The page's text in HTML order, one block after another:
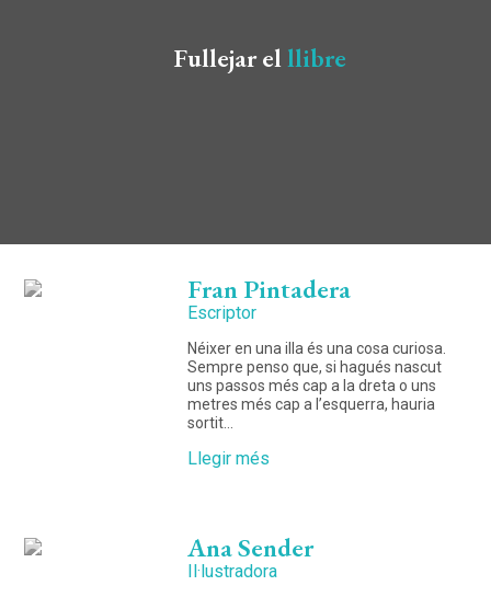
Fullejar elllibre
Fran Pintadera
Escriptor
Néixer en una illa és una cosa curiosa.
Sempre penso que, si hagués nascut
uns passos més cap a la dreta o uns
metres més cap a l’esquerra, hauria
sortit…
Llegir més
Ana Sender
Il·lustradora